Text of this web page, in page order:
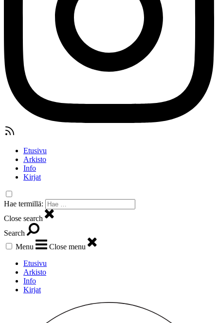
Etusivu
Arkisto
Info
Kirjat
Hae termillä:
Close search
Search
Menu
Close menu
Etusivu
Arkisto
Info
Kirjat